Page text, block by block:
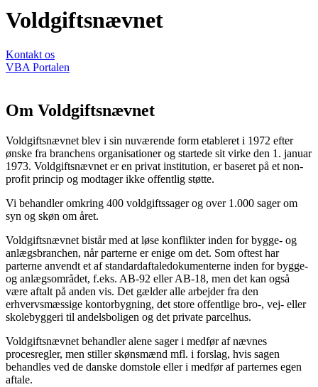
Voldgiftsnævnet
Kontakt os
VBA Portalen
Om Voldgiftsnævnet
Voldgiftsnævnet blev i sin nuværende form etableret i 1972 efter
ønske fra branchens organisationer og startede sit virke den 1. januar
1973. Voldgiftsnævnet er en privat institution, er baseret på et non-
profit princip og modtager ikke offentlig støtte.
Vi behandler omkring 400 voldgiftssager og over 1.000 sager om
syn og skøn om året.
Voldgiftsnævnet bistår med at løse konflikter inden for bygge- og
anlægsbranchen, når parterne er enige om det. Som oftest har
parterne anvendt et af standardaftaledokumenterne inden for bygge-
og anlægsområdet, f.eks. AB-92 eller AB-18, men det kan også
være aftalt på anden vis. Det gælder alle arbejder fra den
erhvervsmæssige kontorbygning, det store offentlige bro-, vej- eller
skolebyggeri til andelsboligen og det private parcelhus.
Voldgiftsnævnet behandler alene sager i medfør af nævnes
procesregler, men stiller skønsmænd mfl. i forslag, hvis sagen
behandles ved de danske domstole eller i medfør af parternes egen
aftale.